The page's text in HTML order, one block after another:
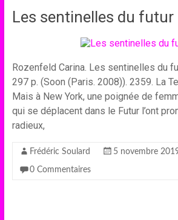
Les sentinelles du futur
Rozenfeld Carina. Les sentinelles du
297 p. (Soon (Paris. 2008)). 2359. La
Mais à New York, une poignée de
qui se déplacent dans le Futur l’ont
radieux,
Frédéric Soulard 5 novembre
0 Commentaires